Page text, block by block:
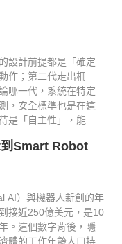
設計前提都是「確定
作；第二代走出柵
哪一代，系統在特定
，安全標準也是在這
是「自主性」，能在
Smart Robot
AI）與機器人新創的年
接近250億美元，是10
。這個數字背後，隱
體的工作年齡人口持